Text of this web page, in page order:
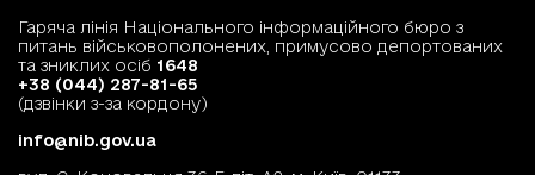
Гаряча лінія Національного інформаційного бюро з
питань військовополонених, примусово депортованих
та зниклих осіб 1648
+38 (044) 287-81-65
(дзвінки з-за кордону)
info@nib.gov.ua